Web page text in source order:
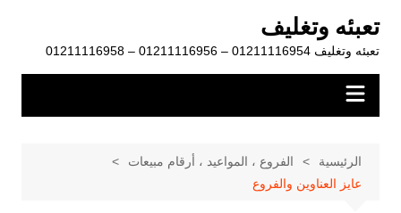
المحتوى
تعبئه وتغليف
تعبئه وتغليف 01211116954 – 01211116956 – 01211116958
الرئيسية
الفروع ، المواعيد ، أرقام مبيعات
عايز العناوين والفروع